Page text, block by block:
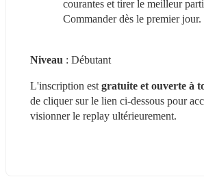
courantes et tirer le meilleur
Commander dès le premier jour.
Niveau : Débutant
L'inscription est gratuite et ouverte à
de cliquer sur le lien ci-dessous pour
visionner le replay ultérieurement.